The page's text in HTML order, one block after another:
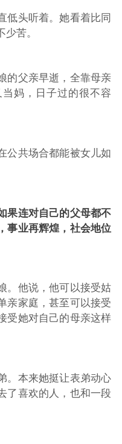
低头听着。她看着比同
苦。
的父亲早逝，全靠母亲
妈，日子过的很不容
公共场合都能被女儿如
果连对自己的父母都不
事业再辉煌，社会地位
。他说，他可以接受姑
亲家庭，甚至可以接受
受她对自己的母亲这样
。本来她挺让表弟动心
了喜欢的人，也和一段